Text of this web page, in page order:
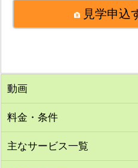
見学申込
動画
料金・条件
主なサービス一覧